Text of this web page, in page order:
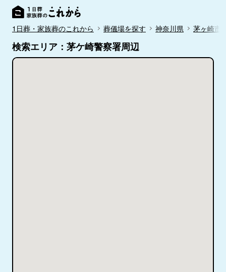
1日葬・家族葬のこれから 葬儀場を探す 神奈川県 茅ヶ崎市
検索エリア：茅ケ崎警察署周辺